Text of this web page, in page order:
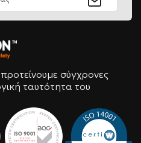
σύγχρονες
ταυτότητα του